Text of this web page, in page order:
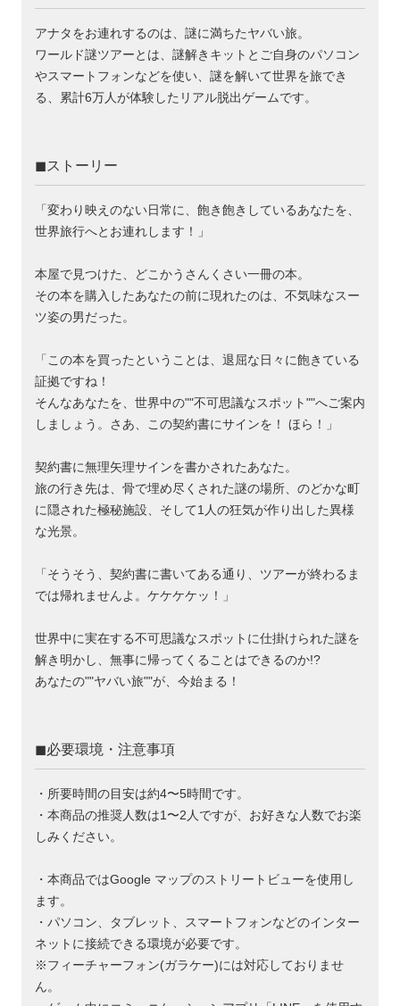
アナタをお連れするのは、謎に満ちたヤバい旅。
ワールド謎ツアーとは、謎解きキットとご自身のパソコン
やスマートフォンなどを使い、謎を解いて世界を旅でき
る、累計6万人が体験したリアル脱出ゲームです。
◼︎ストーリー
「変わり映えのない日常に、飽き飽きしているあなたを、
世界旅行へとお連れします！」
本屋で見つけた、どこかうさんくさい一冊の本。
その本を購入したあなたの前に現れたのは、不気味なスー
ツ姿の男だった。
「この本を買ったということは、退屈な日々に飽きている
証拠ですね！
そんなあなたを、世界中の""不可思議なスポット""へご案内
しましょう。さあ、この契約書にサインを！ ほら！」
契約書に無理矢理サインを書かされたあなた。
旅の行き先は、骨で埋め尽くされた謎の場所、のどかな町
に隠された極秘施設、そして1人の狂気が作り出した異様
な光景。
「そうそう、契約書に書いてある通り、ツアーが終わるま
では帰れませんよ。ケケケケッ！」
世界中に実在する不可思議なスポットに仕掛けられた謎を
解き明かし、無事に帰ってくることはできるのか!?
あなたの""ヤバい旅""が、今始まる！
◼︎必要環境・注意事項
・所要時間の目安は約4〜5時間です。
・本商品の推奨人数は1〜2人ですが、お好きな人数でお楽
しみください。
・本商品ではGoogle マップのストリートビューを使用し
ます。
・パソコン、タブレット、スマートフォンなどのインター
ネットに接続できる環境が必要です。
※フィーチャーフォン(ガラケー)には対応しておりませ
ん。